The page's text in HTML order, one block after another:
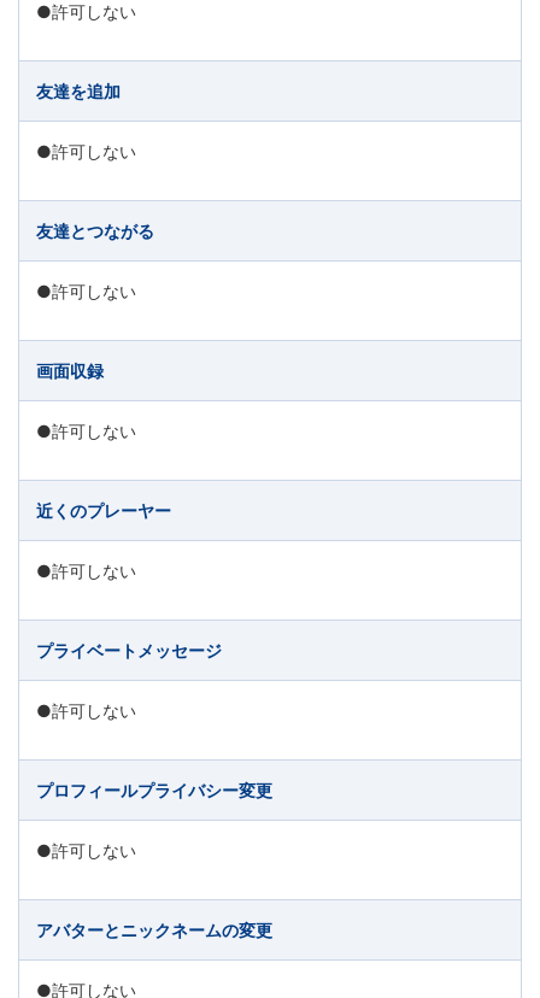
●許可しない
友達を追加
●許可しない
友達とつながる
●許可しない
画面収録
●許可しない
近くのプレーヤー
●許可しない
プライベートメッセージ
●許可しない
プロフィールプライバシー変更
●許可しない
アバターとニックネームの変更
●許可しない